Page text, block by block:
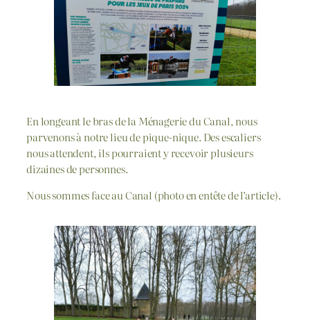
En longeant le bras de la Ménagerie du Canal, nous
parvenons à notre lieu de pique-nique. Des escaliers
nous attendent, ils pourraient y recevoir plusieurs
dizaines de personnes.
Nous sommes face au Canal (photo en entête de l’article).